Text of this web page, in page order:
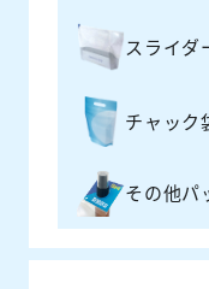
スライダ
チャック
その他パ